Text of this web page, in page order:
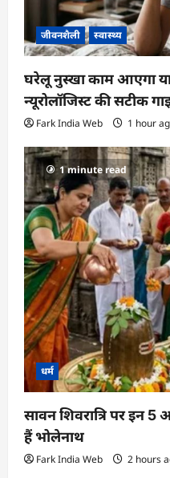
जीवनशैली स्वास्थ्य
घरेलू नुस्खा काम आएगा
न्यूरोलॉजिस्ट की सटीक
Fark India Web 1 hour
1 minute read
धर्म
सावन शिवरात्रि पर इन 5
हैं भोलेनाथ
Fark India Web 2 hours